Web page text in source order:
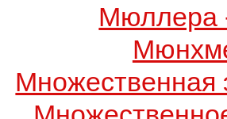
Мюллера
Множественная